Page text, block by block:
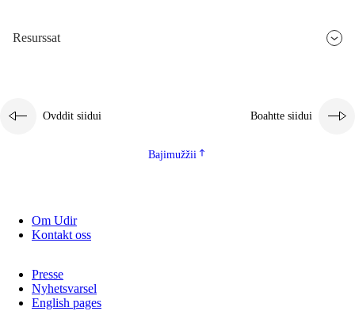
Resurssat
Ovddit siidui Boahtte siidui
Bajimužžii
Om Udir
Kontakt oss
Presse
Nyhetsvarsel
English pages